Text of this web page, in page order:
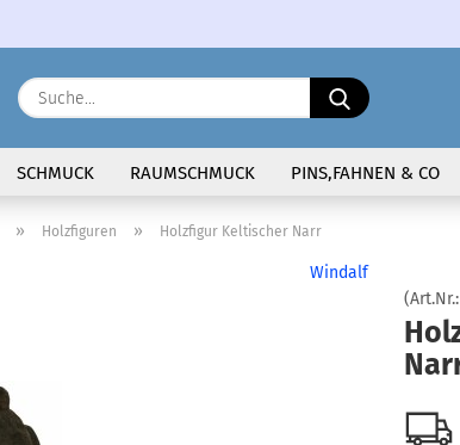
Sprache auswählen
Suche...
SCHMUCK RAUMSCHMUCK PINS,FAHNEN & CO
» Holzfiguren » Holzfigur Keltischer Narr
Windalf